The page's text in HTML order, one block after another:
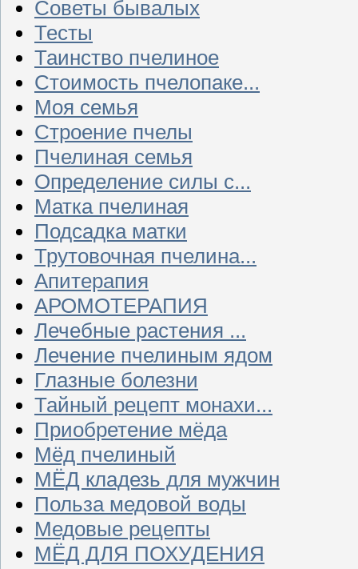
Советы бывалых
Тесты
Таинство пчелиное
Стоимость пчелопаке...
Моя семья
Строение пчелы
Пчелиная семья
Определение силы с...
Матка пчелиная
Подсадка матки
Трутовочная пчелина...
Апитерапия
АРОМОТЕРАПИЯ
Лечебные растения ...
Лечение пчелиным ядом
Глазные болезни
Тайный рецепт монахи...
Приобретение мёда
Мёд пчелиный
МЁД кладезь для мужчин
Польза медовой воды
Медовые рецепты
МЁД ДЛЯ ПОХУДЕНИЯ